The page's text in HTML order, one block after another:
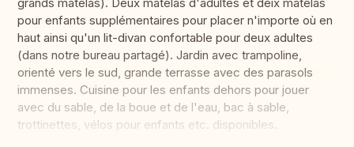
grands matelas). Deux matelas d'adultes et deix matelas
pour enfants supplémentaires pour placer n'importe où en
haut ainsi qu'un lit-divan confortable pour deux adultes
(dans notre bureau partagé). Jardin avec trampoline,
orienté vers le sud, grande terrasse avec des parasols
immenses. Cuisine pour les enfants dehors pour jouer
avec du sable, de la boue et de l'eau, bac à sable,
trottinettes, vélos pour enfants etc. disponibles.